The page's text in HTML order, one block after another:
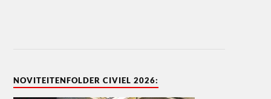
NOVITEITENFOLDER CIVIEL 2026: